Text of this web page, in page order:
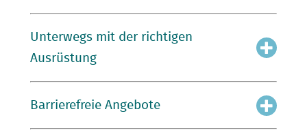
Unterwegs mit der richtigen
Ausrüstung
Barrierefreie Angebote